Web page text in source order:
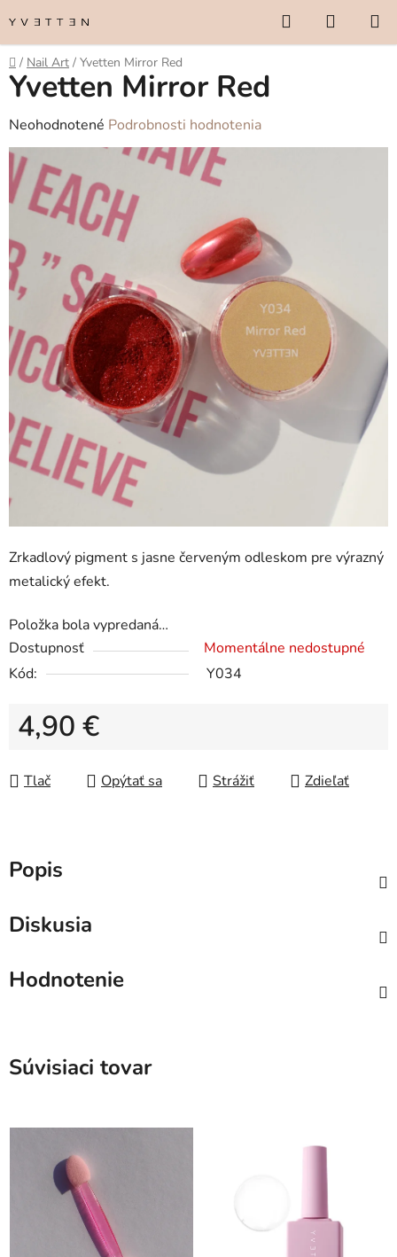
na
obsah
Hľadať
KOŠÍK
Domov
/ Nail Art / Yvetten Mirror Red
Zrkadlový pigment s jasne červeným odleskom pre výrazný
metalický efekt.
Položka bola vypredaná…
Dostupnosť
Momentálne nedostupné
Kód:
Y034
4,90 €
Tlač
Opýtať sa Strážiť Zdieľať
Yvetten Mirror Red
Priemerné
hodnotenie
produktu
je
z
5
hviezdičiek.
Neohodnotené Podrobnosti hodnotenia
Popis
Diskusia
Hodnotenie
Súvisiaci tovar